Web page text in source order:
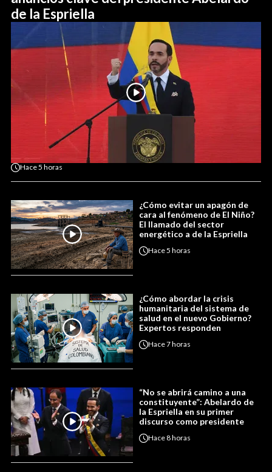
de la Espriella
Hace5 horas
¿Cómo evitar un apagón de
cara al fenómeno de El Niño?
El llamado del sector
energético a de la Espriella
Hace5 horas
¿Cómo abordar la crisis
humanitaria del sistema de
salud en el nuevo Gobierno?
Expertos responden
Hace7 horas
“No se abrirá camino a una
constituyente”: Abelardo de
la Espriella en su primer
discurso como presidente
Hace8 horas